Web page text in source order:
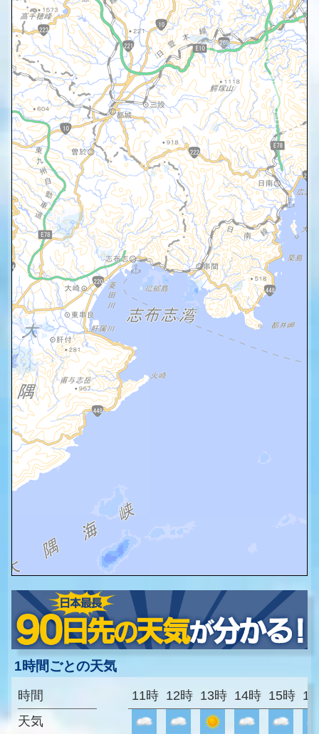
1時間ごとの天気
時間
天気
11時 12時 13時 14時 15時